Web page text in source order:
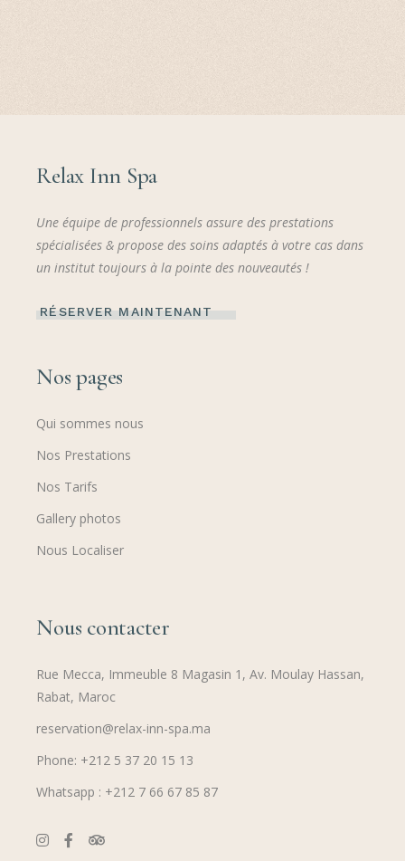
Relax Inn Spa
Une équipe de professionnels assure des prestations
spécialisées & propose des soins adaptés à votre cas dans
un institut toujours à la pointe des nouveautés !
RÉSERVER MAINTENANT
Nos pages
Qui sommes nous
Nos Prestations
Nos Tarifs
Gallery photos
Nous Localiser
Nous contacter
Rue Mecca, Immeuble 8 Magasin 1, Av. Moulay Hassan,
Rabat, Maroc
reservation@relax-inn-spa.ma
Phone: +212 5 37 20 15 13
Whatsapp : +212 7 66 67 85 87